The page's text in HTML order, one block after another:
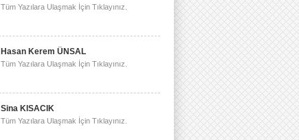
Tüm Yazılara Ulaşmak İçin Tıklayınız.
Hasan Kerem ÜNSAL
Tüm Yazılara Ulaşmak İçin Tıklayınız.
Sina KISACIK
Tüm Yazılara Ulaşmak İçin Tıklayınız.